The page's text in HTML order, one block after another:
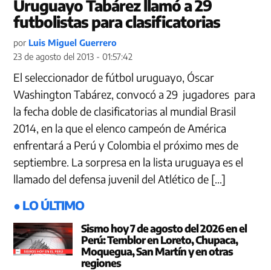
Uruguayo Tabárez llamó a 29
futbolistas para clasificatorias
por Luis Miguel Guerrero
23 de agosto del 2013 - 01:57:42
El seleccionador de fútbol uruguayo, Óscar
Washington Tabárez, convocó a 29 jugadores para
la fecha doble de clasificatorias al mundial Brasil
2014, en la que el elenco campeón de América
enfrentará a Perú y Colombia el próximo mes de
septiembre. La sorpresa en la lista uruguaya es el
llamado del defensa juvenil del Atlético de […]
● LO ÚLTIMO
Sismo hoy 7 de agosto del 2026 en el
Perú: Temblor en Loreto, Chupaca,
Moquegua, San Martín y en otras
regiones